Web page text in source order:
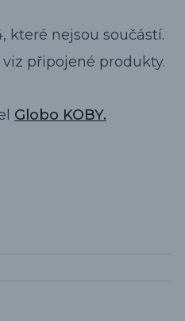
které nejsou součástí.
připojené produkty.
Globo KOBY.